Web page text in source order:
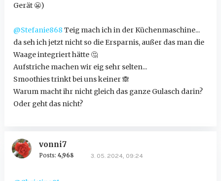
Gerät😬)
@Stefanie868 Teig mach ich in der Küchenmaschine...
da seh ich jetzt nicht so die Ersparnis, außer das man die
Waage integriert hätte🤔
Aufstriche machen wir eig sehr selten...
Smoothies trinkt bei uns keiner🙈
Warum macht ihr nicht gleich das ganze Gulasch darin?
Oder geht das nicht?
vonni7
Posts: 4,968 3. 05. 2024, 09:24